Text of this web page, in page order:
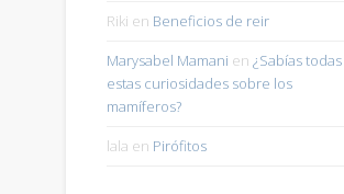
Riki en Beneficios de reir
Marysabel Mamani en ¿Sabías todas
estas curiosidades sobre los
mamíferos?
lala en Pirófitos